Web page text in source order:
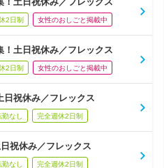
2日制 女性のおしごと掲載中
！土日祝休み／フレックス
2日制 女性のおしごと掲載中
日祝休み／フレックス
勤なし 完全週休2日制
祝休み／フレックス
勤なし 完全週休2日制